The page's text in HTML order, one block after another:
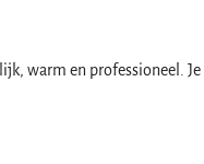
warm en professioneel.